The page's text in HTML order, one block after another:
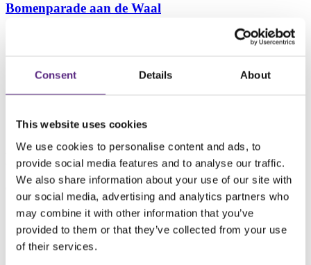
Consent Details About
This website uses cookies
We use cookies to personalise content and ads, to
provide social media features and to analyse our traffic.
We also share information about your use of our site with
our social media, advertising and analytics partners who
may combine it with other information that you’ve
provided to them or that they’ve collected from your use
of their services.
Bomenparade aan de Waal
Direct naar